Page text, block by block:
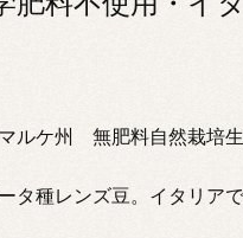
ルケ州 無肥料自然栽培
タ種レンズ豆。イタリア